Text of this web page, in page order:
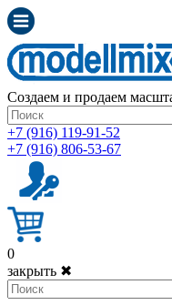
Создаем и продаем
+7 (916) 119-91-52
+7 (916) 806-53-67
0
закрыть ✖